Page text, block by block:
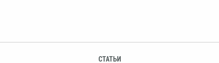
СТАТЬИ